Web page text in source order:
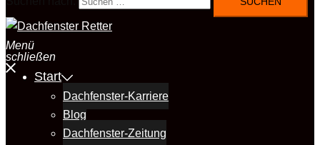
Menü
schließen
Start
Dachfenster-Karriere
Blog
Dachfenster-Zeitung